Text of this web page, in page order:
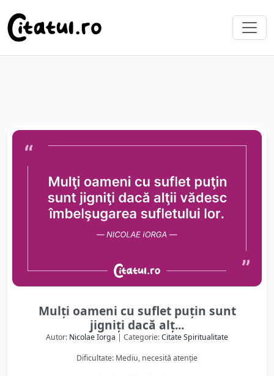
Mulţi oameni cu suflet puţin sunt
jigniţi dacă alţ...
Autor: Nicolae Iorga | Categorie:Citate Spiritualitate
Dificultate: Mediu, necesită atenție